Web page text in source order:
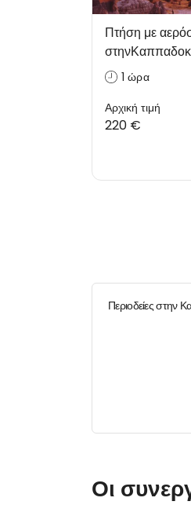
Πτήση με
1 ώρα
Αρχική τιμή
220 €
Περιοδείες στην
Οι